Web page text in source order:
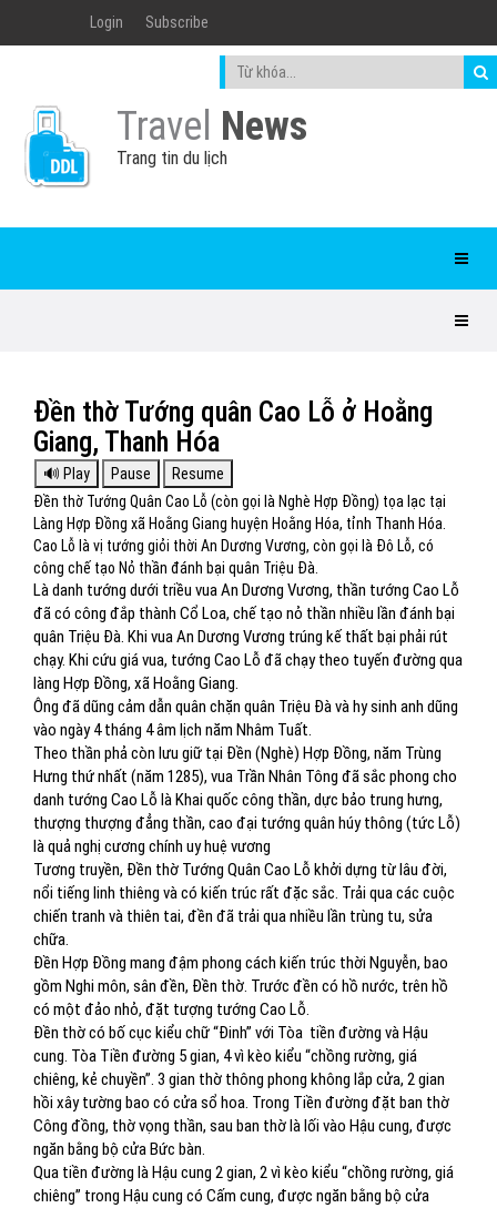
Login Subscribe
Travel News
Trang tin du lịch
Đền thờ Tướng quân Cao Lỗ ở Hoằng
Giang, Thanh Hóa
Đền thờ Tướng Quân Cao Lỗ (còn gọi là Nghè Hợp Đồng) tọa lạc tại
Làng Hợp Đồng xã Hoằng Giang huyện Hoằng Hóa, tỉnh Thanh Hóa.
Cao Lỗ là vị tướng giỏi thời An Dương Vương, còn gọi là Đô Lỗ, có
công chế tạo Nỏ thần đánh bại quân Triệu Đà.
Là danh tướng dưới triều vua An Dương Vương, thần tướng Cao Lỗ
đã có công đắp thành Cổ Loa, chế tạo nỏ thần nhiều lần đánh bại
quân Triệu Đà. Khi vua An Dương Vương trúng kế thất bại phải rút
chạy. Khi cứu giá vua, tướng Cao Lỗ đã chạy theo tuyến đường qua
làng Hợp Đồng, xã Hoằng Giang.
Ông đã dũng cảm dẫn quân chặn quân Triệu Đà và hy sinh anh dũng
vào ngày 4 tháng 4 âm lịch năm Nhâm Tuất.
Theo thần phả còn lưu giữ tại Đền (Nghè) Hợp Đồng, năm Trùng
Hưng thứ nhất (năm 1285), vua Trần Nhân Tông đã sắc phong cho
danh tướng Cao Lỗ là Khai quốc công thần, dực bảo trung hưng,
thượng thượng đẳng thần, cao đại tướng quân húy thông (tức Lỗ)
là quả nghị cương chính uy huệ vương
Tương truyền, Đền thờ Tướng Quân Cao Lỗ khởi dựng từ lâu đời,
nổi tiếng linh thiêng và có kiến trúc rất đặc sắc. Trải qua các cuộc
chiến tranh và thiên tai, đền đã trải qua nhiều lần trùng tu, sửa
chữa.
Đền Hợp Đồng mang đậm phong cách kiến trúc thời Nguyễn, bao
gồm Nghi môn, sân đền, Đền thờ. Trước đền có hồ nước, trên hồ
có một đảo nhỏ, đặt tượng tướng Cao Lỗ.
Đền thờ có bố cục kiểu chữ “Đinh” với Tòa tiền đường và Hậu
cung. Tòa Tiền đường 5 gian, 4 vì kèo kiểu “chồng rường, giá
chiêng, kẻ chuyền”. 3 gian thờ thông phong không lắp cửa, 2 gian
hồi xây tường bao có cửa sổ hoa. Trong Tiền đường đặt ban thờ
Công đồng, thờ vọng thần, sau ban thờ là lối vào Hậu cung, được
ngăn bằng bộ cửa Bức bàn.
Qua tiền đường là Hậu cung 2 gian, 2 vì kèo kiểu “chồng rường, giá
chiêng” trong Hậu cung có Cấm cung, được ngăn bằng bộ cửa